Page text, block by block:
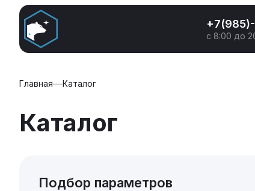
с 8:00 до
Главная Каталог
Каталог
Подбор параметров